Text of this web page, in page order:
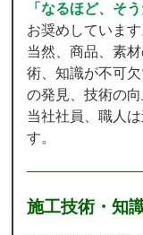
「なるほど、そう
お奨めしています
当然、商品、素
術、知識が不可
の発見、技術の
当社社員、職人
す。
施工技術・知